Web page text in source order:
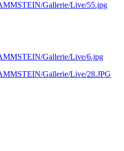
Gallerie/Live/55.jpg
Gallerie/Live/6.jpg
Gallerie/Live/28.JPG